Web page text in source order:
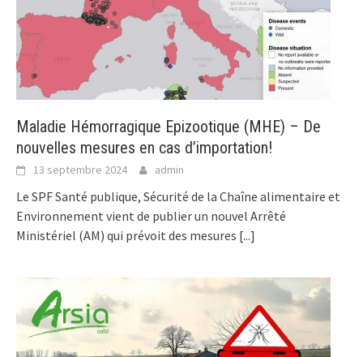
Maladie Hémorragique Epizootique (MHE) – De
nouvelles mesures en cas d’importation!
13 septembre 2024 admin
Le SPF Santé publique, Sécurité de la Chaîne alimentaire et
Environnement vient de publier un nouvel Arrêté
Ministériel (AM) qui prévoit des mesures [...]